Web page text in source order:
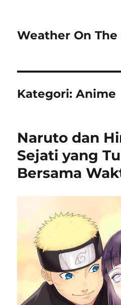
Weather On The
Kategori:Anime
Naruto dan
Sejati yang
Bersama